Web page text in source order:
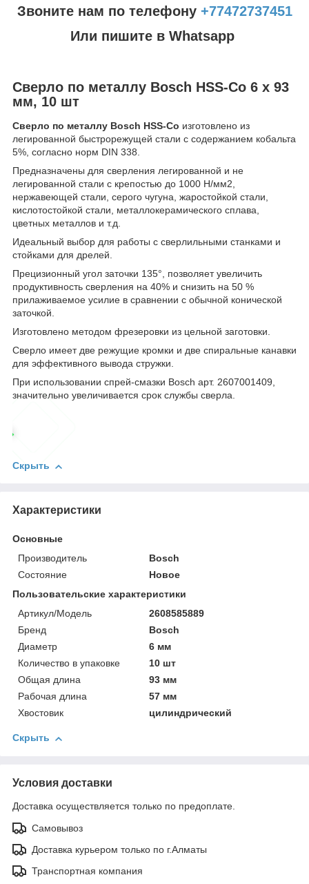
Звоните нам по телефону +77472737451
Или пишите в Whatsapp
Сверло по металлу Bosch HSS-Co 6 x 93
мм, 10 шт
Сверло по металлу Bosch HSS-Co изготовлено из
легированной быстрорежущей стали с содержанием кобальта
5%, согласно норм DIN 338.
Предназначены для сверления легированной и не
легированной стали с крепостью до 1000 Н/мм2,
нержавеющей стали, серого чугуна, жаростойкой стали,
кислотостойкой стали, металлокерамического сплава,
цветных металлов и т.д.
Идеальный выбор для работы с сверлильными станками и
стойками для дрелей.
Прецизионный угол заточки 135°, позволяет увеличить
продуктивность сверления на 40% и снизить на 50 %
прилаживаемое усилие в сравнении с обычной конической
заточкой.
Изготовлено методом фрезеровки из цельной заготовки.
Сверло имеет две режущие кромки и две спиральные канавки
для эффективного вывода стружки.
При использовании спрей-смазки Bosch арт. 2607001409,
значительно увеличивается срок службы сверла.
Скрыть
Характеристики
Основные
Производитель
Bosch
Состояние
Новое
Пользовательские характеристики
Артикул/Модель
2608585889
Бренд
Bosch
Диаметр
6 мм
Количество в упаковке
10 шт
Общая длина
93 мм
Рабочая длина
57 мм
Хвостовик
цилиндрический
Скрыть
Условия доставки
Доставка осуществляется только по предоплате.
Самовывоз
Доставка курьером только по г.Алматы
Транспортная компания